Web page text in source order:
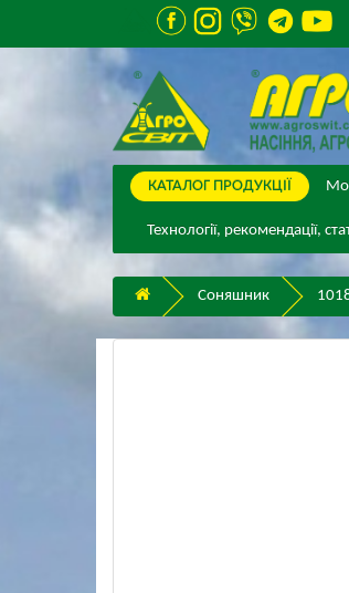
КАТАЛОГ ПPОДУКЦІЇ
Технології, рекомендації,
Соняшник